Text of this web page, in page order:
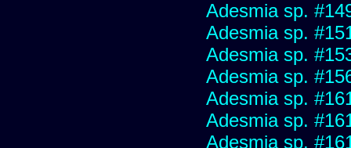
Adesmia sp.
Adesmia sp.
Adesmia sp.
Adesmia sp.
Adesmia sp.
Adesmia sp.
Adesmia sp.